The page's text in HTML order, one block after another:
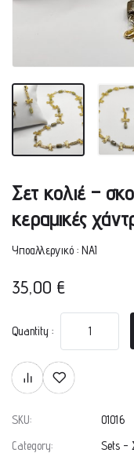
Σετ κολιέ –
κεραμικές
Υποαλλεργικό : ΝΑΙ
35,00 €
Quantity :
SKU:
01016
Category:
Sets -